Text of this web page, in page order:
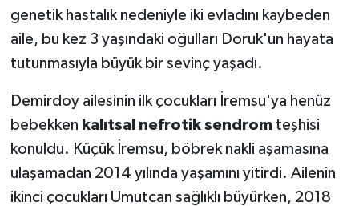
genetik hastalık nedeniyle iki evladını kaybeden
aile, bu kez 3 yaşındaki oğulları Doruk'un hayata
tutunmasıyla büyük bir sevinç yaşadı.
Demirdoy ailesinin ilk çocukları İremsu'ya henüz
bebekken kalıtsal nefrotik sendromteşhisi
konuldu. Küçük İremsu, böbrek nakli aşamasına
ulaşamadan 2014 yılında yaşamını yitirdi. Ailenin
ikinci çocukları Umutcan sağlıklı büyürken, 2018